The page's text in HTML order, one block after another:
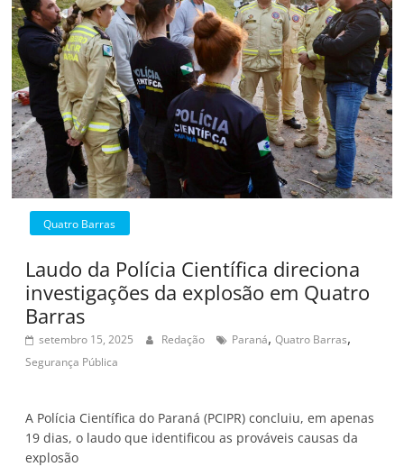
Quatro Barras
Laudo da Polícia Científica direciona
investigações da explosão em Quatro
Barras
setembro 15, 2025 Redação Paraná,Quatro Barras,
Segurança Pública
A Polícia Científica do Paraná (PCIPR) concluiu, em apenas
19 dias, o laudo que identificou as prováveis causas da
explosão